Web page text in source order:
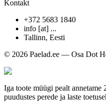
Kontakt
+372 5683 1840
info [at] ...
Tallinn, Eesti
© 2026 Paelad.ee — Osa Dot
Iga toote müügi pealt
puudustes perede ja laste